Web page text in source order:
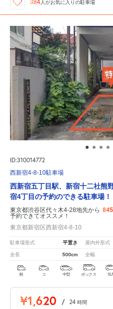
384人がお気に入りの駐車場
ID:310014772
西新宿4-8-10駐車場
西新宿五丁目駅、新宿十二社熊
宿4丁目の予約のできる駐車場！
東京都渋谷区代々木4-28地先から
予約できてオススメ！
東京都新宿区西新宿4-8-10
駐車場形式 平置き 屋内外形式
全長 500cm 全幅
軽 コ 中型 ボックス
¥1,620 / 24 時間